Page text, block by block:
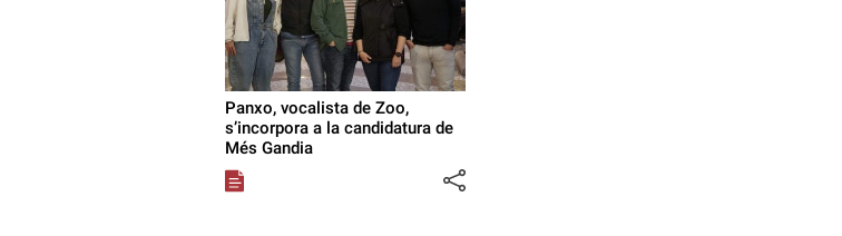
Panxo, vocalista de Zoo,
s’incorpora a la candidatura de
Més Gandia